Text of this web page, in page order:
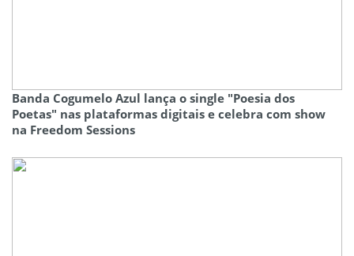
Banda Cogumelo Azul lança o single "Poesia dos
Poetas" nas plataformas digitais e celebra com show
na Freedom Sessions